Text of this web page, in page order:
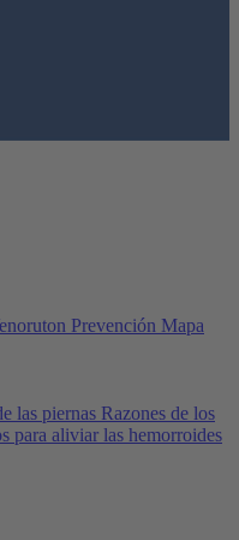
Prevención Mapa
las piernas Razones de los
para aliviar las hemorroides